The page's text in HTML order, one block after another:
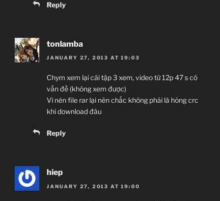
Reply
tonlamba
JANUARY 27, 2013 AT 19:03
Chym xem lại cái tập 3 xem, video từ 12p 47 s có
vấn đề (không xem được)
Vì nén file rar lại nên chắc không phải là hỏng crc
khi download đâu
Reply
hiep
JANUARY 27, 2013 AT 19:00